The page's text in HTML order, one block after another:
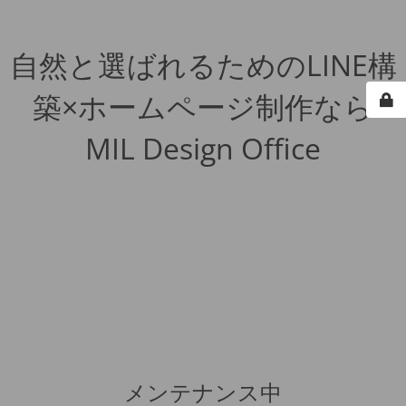
自然と選ばれるためのLINE構
築×ホームページ制作なら
MIL Design Office
メンテナンス中